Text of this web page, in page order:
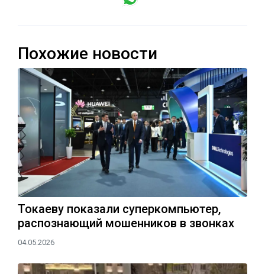
Похожие новости
Токаеву показали суперкомпьютер,
распознающий мошенников в звонках
04.05.2026